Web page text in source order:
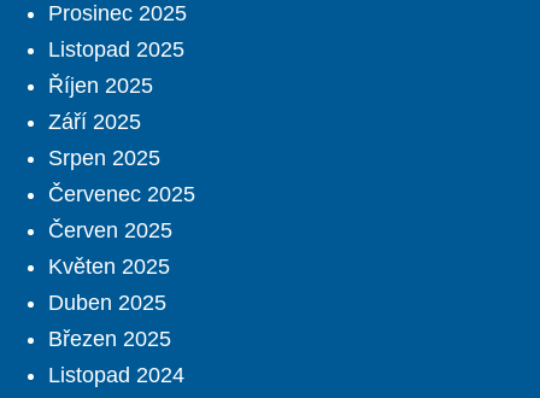
Prosinec 2025
Listopad 2025
Říjen 2025
Září 2025
Srpen 2025
Červenec 2025
Červen 2025
Květen 2025
Duben 2025
Březen 2025
Listopad 2024